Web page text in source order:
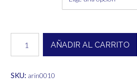
1,00€
hasta
cantidad
AÑADIR AL CARRITO
SKU: arin0010